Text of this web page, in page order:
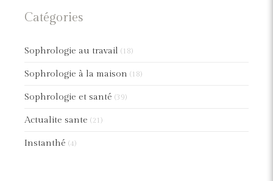
Catégories
Sophrologie au travail (18)
Sophrologie à la maison (18)
Sophrologie et santé (39)
Actualite sante (21)
Instanthé (4)